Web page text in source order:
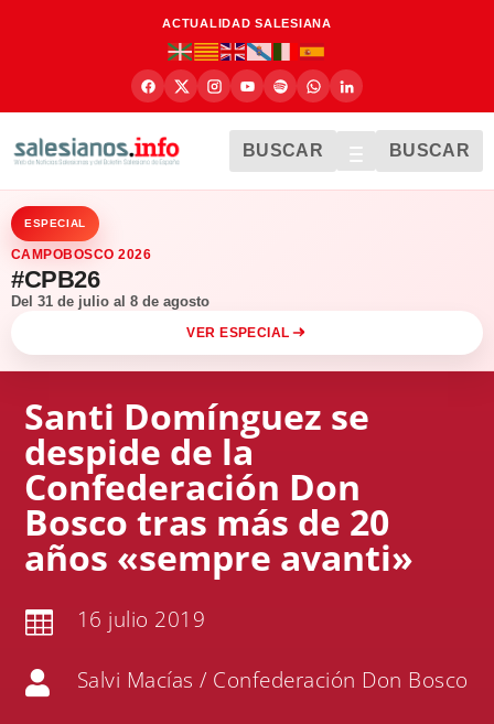
ACTUALIDAD SALESIANA
BUSCAR BUSCAR
ESPECIAL
CAMPOBOSCO 2026
#CPB26
Del 31 de julio al 8 de agosto
VER ESPECIAL
Santi Domínguez se
despide de la
Confederación Don
Bosco tras más de 20
años «sempre avanti»
 16 julio 2019
 Salvi Macías / Confederación Don Bosco